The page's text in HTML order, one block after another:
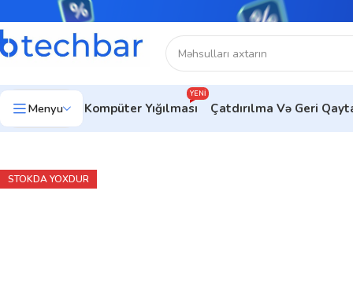
Menyu Kompüter Yığılması
YENI
Çatdırılma Və Geri
Ev Noutbuklar
STOKDA YOXDUR